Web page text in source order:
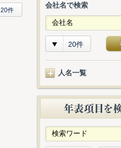
20件
会社名で検索
20件
人名一覧